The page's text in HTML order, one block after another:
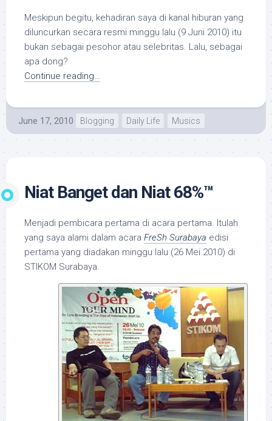
Meskipun begitu, kehadiran saya di kanal hiburan yang
diluncurkan secara resmi minggu lalu (9 Juni 2010) itu
bukan sebagai pesohor atau selebritas. Lalu, sebagai
apa dong?
Continue reading…
June 17, 2010 Blogging Daily Life Musics
Niat Banget dan Niat 68%™
Menjadi pembicara pertama di acara pertama. Itulah
yang saya alami dalam acara FreSh Surabaya edisi
pertama yang diadakan minggu lalu (26 Mei 2010) di
STIKOM Surabaya.